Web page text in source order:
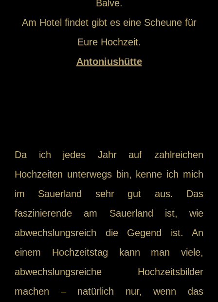
Balve.
Am Hotel findet gibt es eine Scheune für
Eure Hochzeit.
Antoniushütte
Da ich jedes Jahr auf zahlreichen
Hochzeiten unterwegs bin, kenne ich mich
im Sauerland sehr gut aus. Das
faszinierende am Sauerland ist, wie
abwechslungsreich die Gegend ist. An
einem Hochzeitstag kann man viele,
abwechslungsreiche Hochzeitsbilder
machen – natürlich nur, wenn das